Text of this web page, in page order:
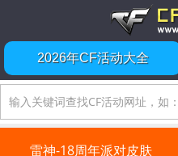
2026年CF活动大全
雷神-18周年派对皮肤